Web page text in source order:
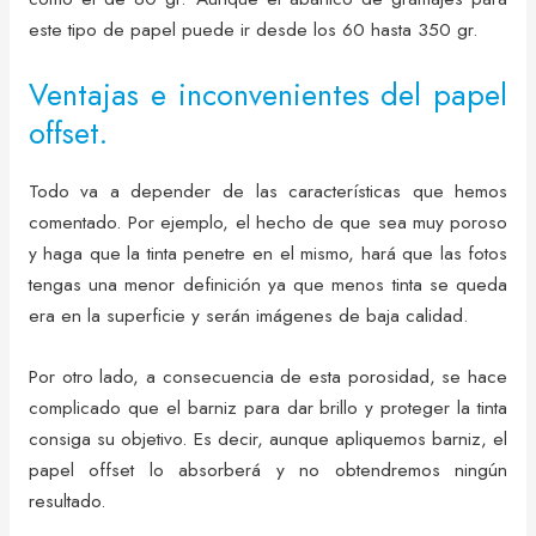
este tipo de papel puede ir desde los 60 hasta 350 gr.
Ventajas e inconvenientes del papel
offset.
Todo va a depender de las características que hemos
comentado. Por ejemplo, el hecho de que sea muy poroso
y haga que la tinta penetre en el mismo, hará que las fotos
tengas una menor definición ya que menos tinta se queda
era en la superficie y serán imágenes de baja calidad.
Por otro lado, a consecuencia de esta porosidad, se hace
complicado que el barniz para dar brillo y proteger la tinta
consiga su objetivo. Es decir, aunque apliquemos barniz, el
papel offset lo absorberá y no obtendremos ningún
resultado.